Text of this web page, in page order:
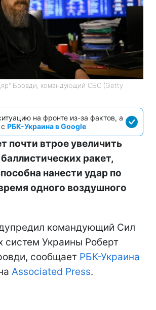
Бровди, командующий СБС (Getty
на фронте из-за фактов, а
РБК-Украина в Google
почти втрое увеличить
ракет,
нанести удар по
одного воздушного
командующий Сил
систем Украины Роберт
сообщает РБК-Украина
Associated Press.